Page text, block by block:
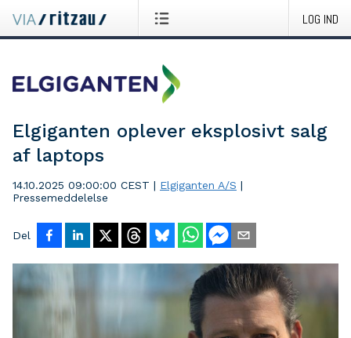
LOG IND
Elgiganten oplever eksplosivt salg
af laptops
14.10.2025 09:00:00 CEST | Elgiganten A/S |
Pressemeddelelse
Del